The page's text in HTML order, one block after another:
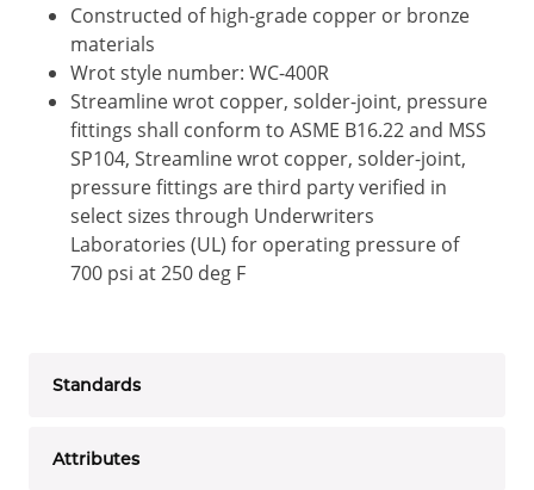
Constructed of high-grade copper or bronze
materials
Wrot style number: WC-400R
Streamline wrot copper, solder-joint, pressure
fittings shall conform to ASME B16.22 and MSS
SP104, Streamline wrot copper, solder-joint,
pressure fittings are third party verified in
select sizes through Underwriters
Laboratories (UL) for operating pressure of
700 psi at 250 deg F
Standards
Attributes